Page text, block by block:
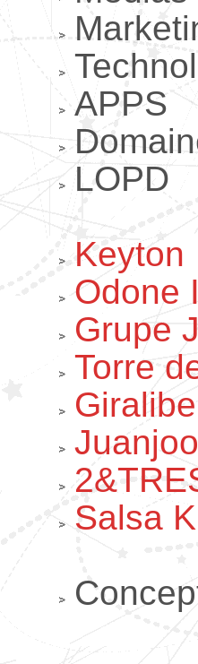
APPS
LOPD
Keyton
Odone
Grupe
Torre
Salsa